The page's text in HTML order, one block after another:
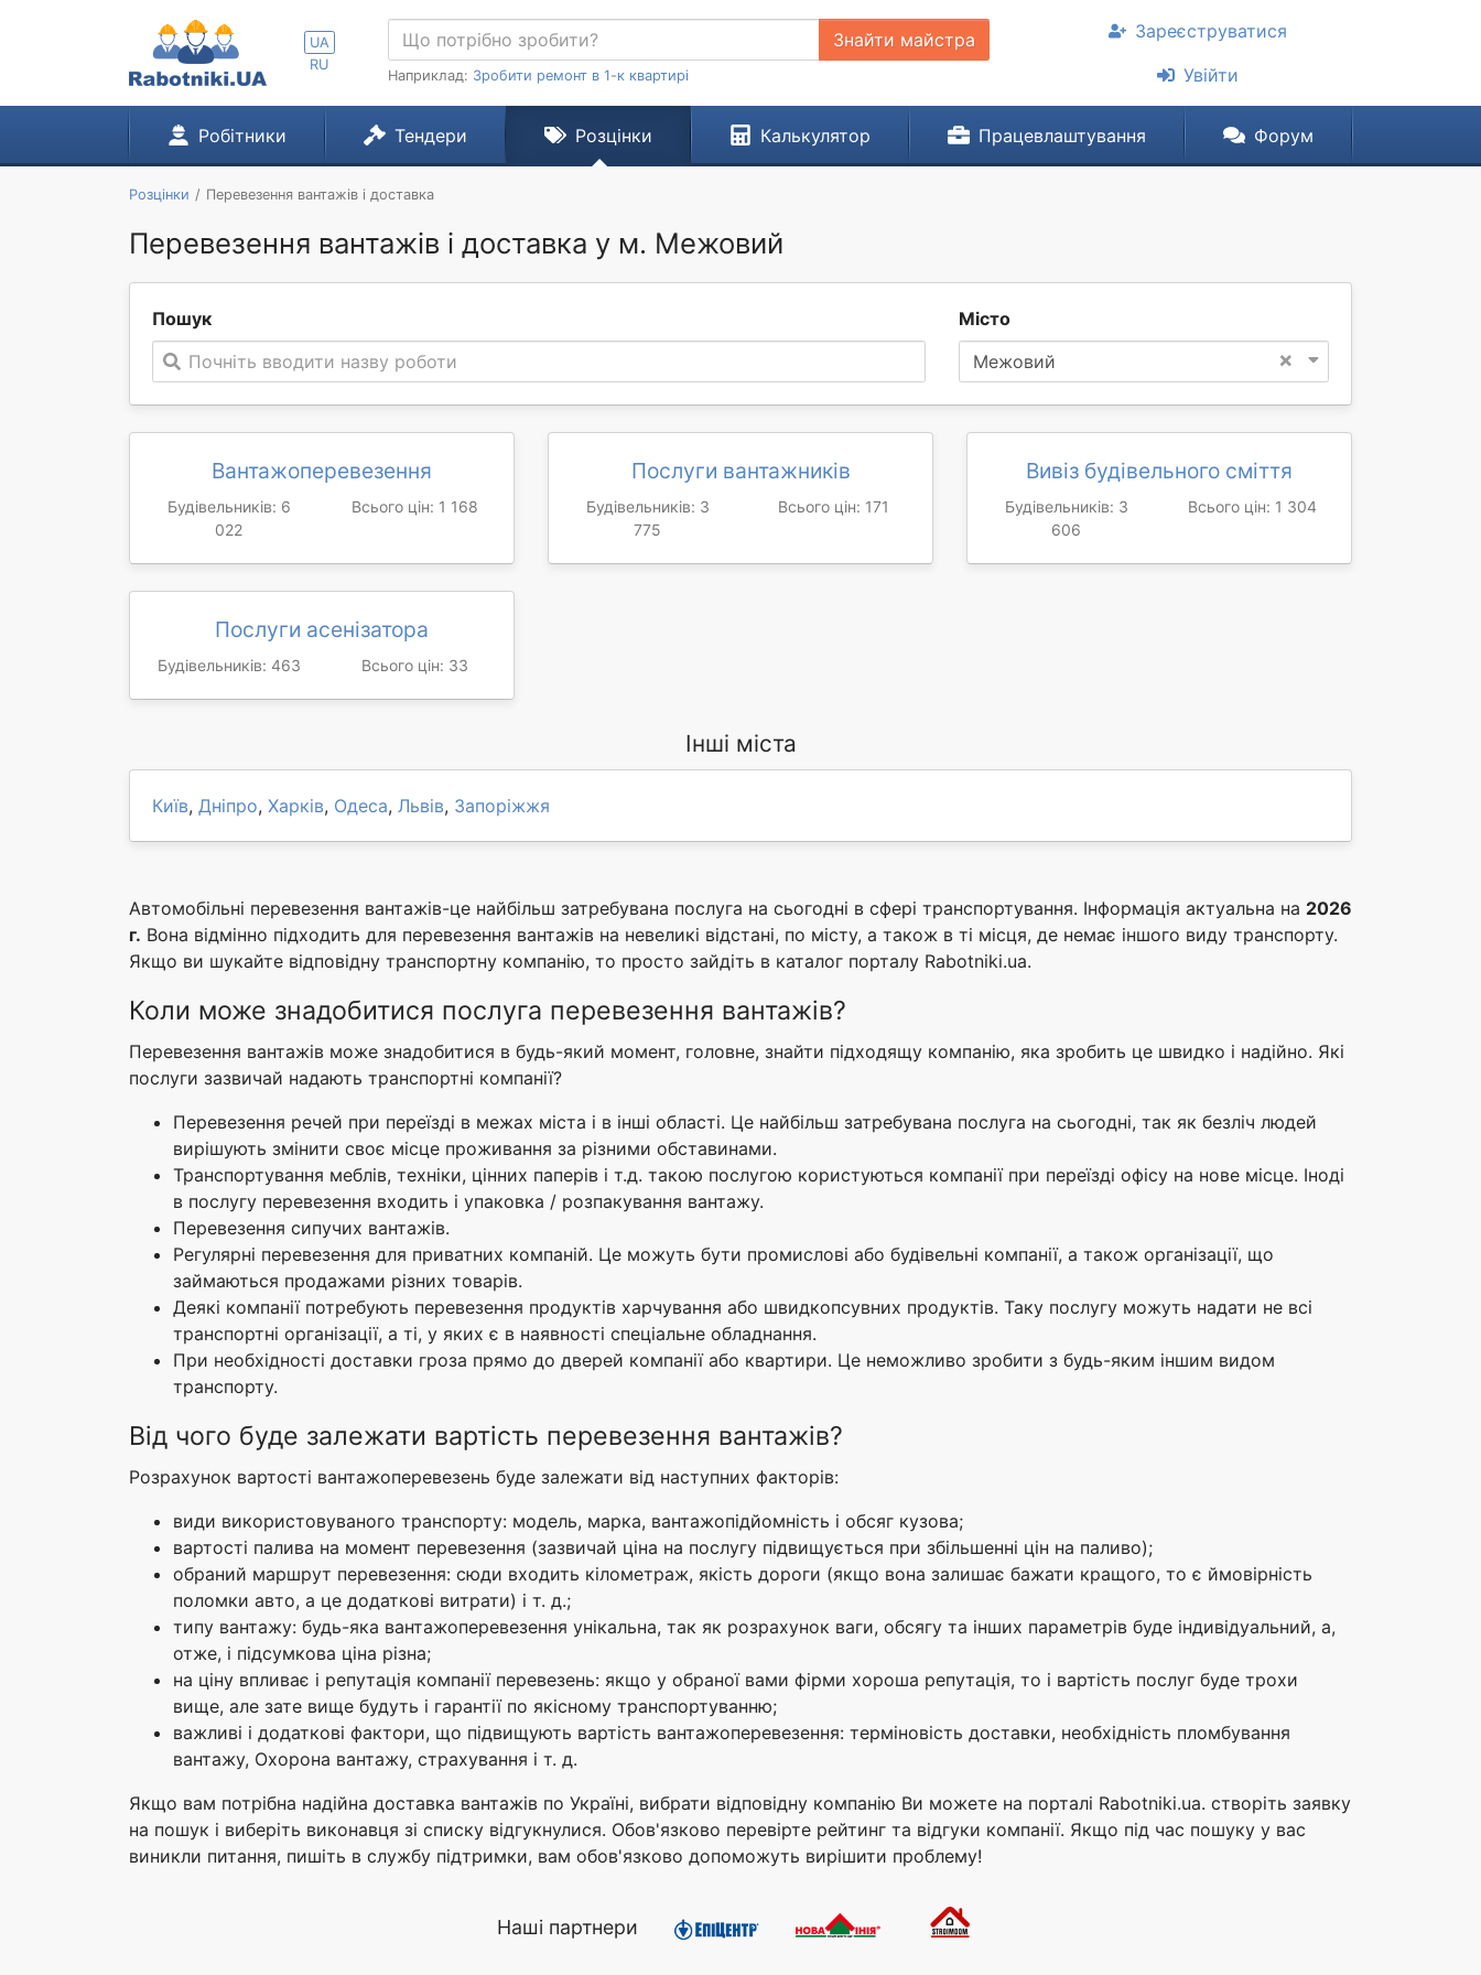
UA
RU
Знайти майстра
Наприклад: Зробити ремонт в 1-к квартирі
Зареєструватися
Увійти
Робітники Тендери Розцінки Калькулятор Працевлаштування Форум
Розцінки Перевезення вантажів і доставка
Перевезення вантажів і доставка у м. Межовий
Пошук
Почніть вводити назву роботи
Місто
×
Межовий
Вантажоперевезення
Будівельників: 6
022
Всього цін: 1 168
Послуги вантажників
Будівельників: 3
775
Всього цін: 171
Вивіз будівельного сміття
Будівельників: 3
606
Всього цін: 1 304
Послуги асенізатора
Будівельників: 463 Всього цін: 33
Інші міста
Київ, Дніпро, Харків, Одеса, Львів, Запоріжжя
Автомобільні перевезення вантажів-це найбільш затребувана послуга на сьогодні в сфері транспортування. Інформація актуальна на 2026
г. Вона відмінно підходить для перевезення вантажів на невеликі відстані, по місту, а також в ті місця, де немає іншого виду транспорту.
Якщо ви шукайте відповідну транспортну компанію, то просто зайдіть в каталог порталу Rabotniki.ua.
Коли може знадобитися послуга перевезення вантажів?
Перевезення вантажів може знадобитися в будь-який момент, головне, знайти підходящу компанію, яка зробить це швидко і надійно. Які
послуги зазвичай надають транспортні компанії?
Перевезення речей при переїзді в межах міста і в інші області. Це найбільш затребувана послуга на сьогодні, так як безліч людей
вирішують змінити своє місце проживання за різними обставинами.
Транспортування меблів, техніки, цінних паперів і т.д. такою послугою користуються компанії при переїзді офісу на нове місце. Іноді
в послугу перевезення входить і упаковка / розпакування вантажу.
Перевезення сипучих вантажів.
Регулярні перевезення для приватних компаній. Це можуть бути промислові або будівельні компанії, а також організації, що
займаються продажами різних товарів.
Деякі компанії потребують перевезення продуктів харчування або швидкопсувних продуктів. Таку послугу можуть надати не всі
транспортні організації, а ті, у яких є в наявності спеціальне обладнання.
При необхідності доставки гроза прямо до дверей компанії або квартири. Це неможливо зробити з будь-яким іншим видом
транспорту.
Від чого буде залежати вартість перевезення вантажів?
Розрахунок вартості вантажоперевезень буде залежати від наступних факторів:
види використовуваного транспорту: модель, марка, вантажопідйомність і обсяг кузова;
вартості палива на момент перевезення (зазвичай ціна на послугу підвищується при збільшенні цін на паливо);
обраний маршрут перевезення: сюди входить кілометраж, якість дороги (якщо вона залишає бажати кращого, то є ймовірність
поломки авто, а це додаткові витрати) і т. д.;
типу вантажу: будь-яка вантажоперевезення унікальна, так як розрахунок ваги, обсягу та інших параметрів буде індивідуальний, а,
отже, і підсумкова ціна різна;
на ціну впливає і репутація компанії перевезень: якщо у обраної вами фірми хороша репутація, то і вартість послуг буде трохи
вище, але зате вище будуть і гарантії по якісному транспортуванню;
важливі і додаткові фактори, що підвищують вартість вантажоперевезення: терміновість доставки, необхідність пломбування
вантажу, Охорона вантажу, страхування і т. д.
Якщо вам потрібна надійна доставка вантажів по Україні, вибрати відповідну компанію Ви можете на порталі Rabotniki.ua. створіть заявку
на пошук і виберіть виконавця зі списку відгукнулися. Обов'язково перевірте рейтинг та відгуки компанії. Якщо під час пошуку у вас
виникли питання, пишіть в службу підтримки, вам обов'язково допоможуть вирішити проблему!
Наші партнери